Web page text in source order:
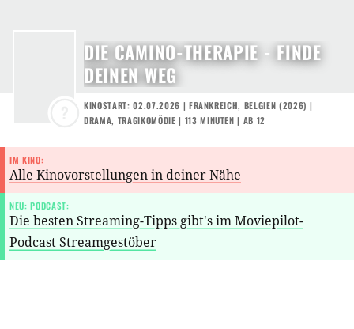
DIE CAMINO-THERAPIE - FINDE
DEINEN WEG
KINOSTART: 02.07.2026 | FRANKREICH, BELGIEN (2026) |
DRAMA, TRAGIKOMÖDIE | 113 MINUTEN | AB 12
IM KINO:
Alle Kinovorstellungen in deiner Nähe
NEU: PODCAST:
Die besten Streaming-Tipps gibt's im Moviepilot-
Podcast Streamgestöber